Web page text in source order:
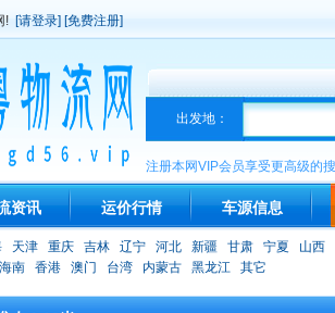
! [请登录] [免费注册]
出发地：
注册本网VIP会员享受更高级的
资讯 运价行情 车源信息
天津 重庆 吉林 辽宁 河北 新疆 甘肃 宁夏
山西
海南 香港 澳门 台湾 内蒙古 黑龙江 其它